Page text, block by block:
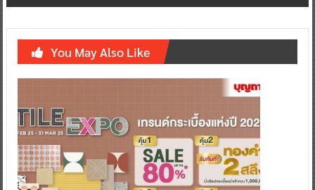
You May Also Like